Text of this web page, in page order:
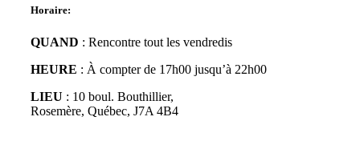
Horaire:
QUAND : Rencontre tout les vendredis
HEURE : À compter de 17h00 jusqu’à 22h00
LIEU : 10 boul. Bouthillier,
Rosemère, Québec, J7A 4B4